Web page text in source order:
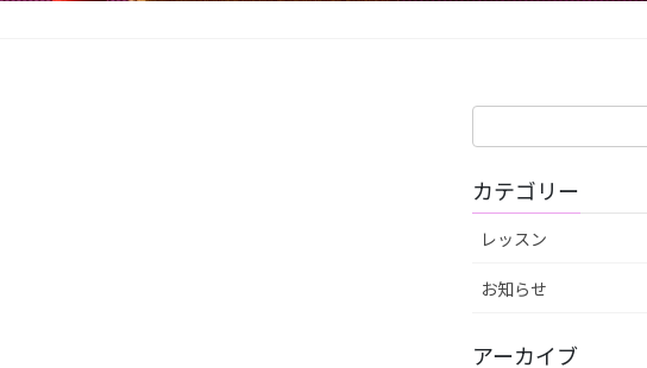
カテゴリー
レッスン
お知らせ
アーカイブ